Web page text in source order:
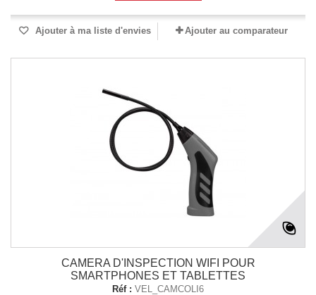
Ajouter à ma liste d'envies Ajouter au comparateur
CAMERA D'INSPECTION WIFI POUR
SMARTPHONES ET TABLETTES
Réf : VEL_CAMCOLI6